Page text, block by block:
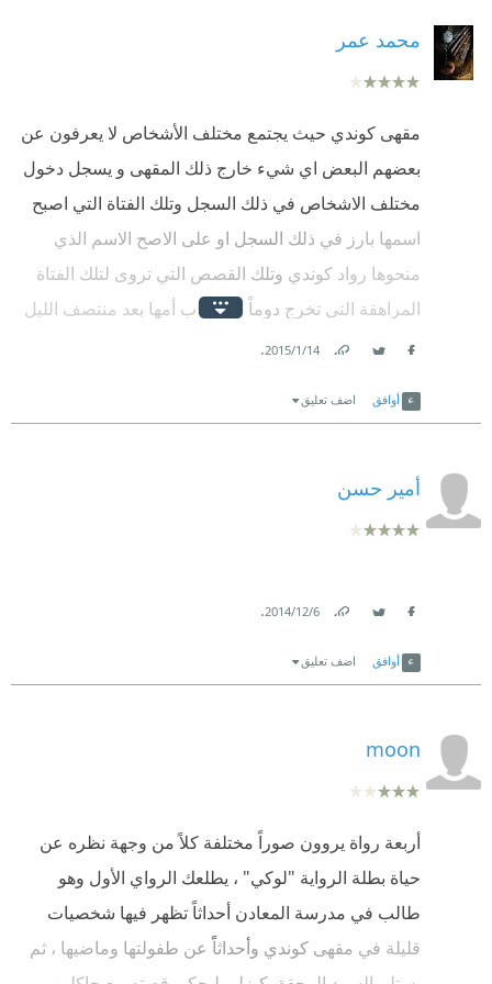
محمد عمر
مقهى كوندي حيث يجتمع مختلف الأشخاص لا يعرفون عن
بعضهم البعض اي شيء خارج ذلك المقهى و يسجل دخول
مختلف الاشخاص في ذلك السجل وتلك الفتاة التي اصبح
اسمها بارز في ذلك السجل او على الاصح الاسم الذي
منحوها رواد كوندي وتلك القصص التي تروى لتلك الفتاة
المراهقة التي تخرج دوماً في غياب أمها بعد منتصف الليل
لتواجه مختلف الأشخاص والأمور في تلك المنطقة الحيادية
مقهى الشباب الضائع رواية في غاية الروعة و اسلوب
الكاتب أسر و تفاصيله الدقيقة جلعته اجمل
14‏/1‏/2015
.
أوافق اضف تعليق
أمير حسن
6‏/12‏/2014
.
أوافق اضف تعليق
moon
أربعة رواة يروون صوراً مختلفة كلاً من وجهة نظره عن
حياة بطلة الرواية "لوكي" ، يطلعك الرواي الأول وهو
طالب في مدرسة المعادن أحداثاً تظهر فيها شخصيات
قليلة في مقهى كوندي وأحداثاً عن طفولتها وماضيها ، ثم